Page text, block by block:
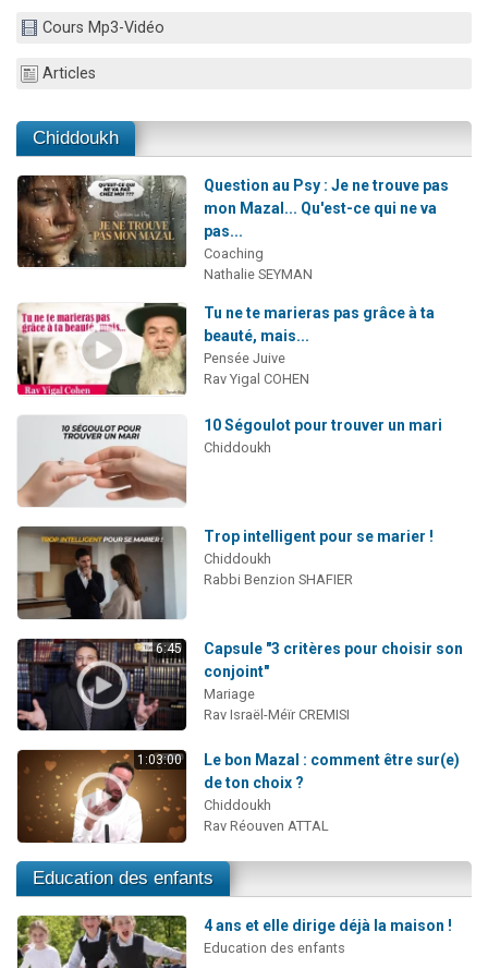
Cours Mp3-Vidéo
Articles
Chiddoukh
Question au Psy : Je ne trouve pas
mon Mazal... Qu'est-ce qui ne va
pas...
Coaching
Nathalie SEYMAN
Tu ne te marieras pas grâce à ta
beauté, mais...
Pensée Juive
Rav Yigal COHEN
10 Ségoulot pour trouver un mari
Chiddoukh
Trop intelligent pour se marier !
Chiddoukh
Rabbi Benzion SHAFIER
6:45
Capsule "3 critères pour choisir son
conjoint"
Mariage
Rav Israël-Méïr CREMISI
1:03:00
Le bon Mazal : comment être sur(e)
de ton choix ?
Chiddoukh
Rav Réouven ATTAL
Education des enfants
4 ans et elle dirige déjà la maison !
Education des enfants